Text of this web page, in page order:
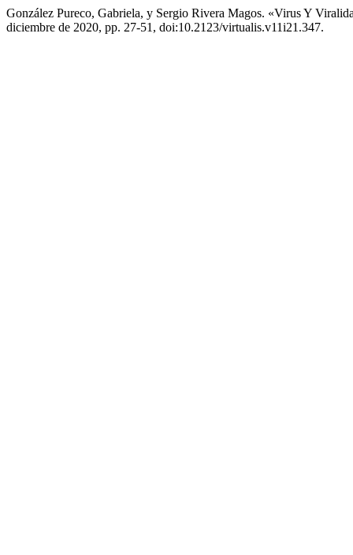
González Pureco, Gabriela, y Sergio Rivera Magos. «Virus Y
diciembre de 2020, pp. 27-51, doi:10.2123/virtualis.v11i21.347.